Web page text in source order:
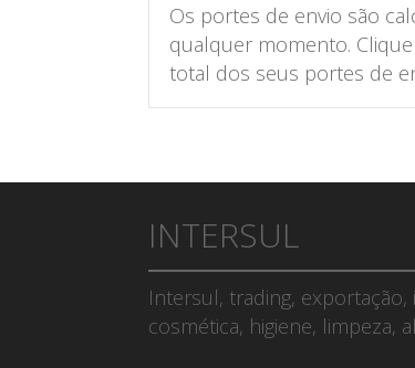
Os portes de envio são
qualquer momento.
total dos seus portes de
INTERSUL
Intersul, trading,
cosmética, higiene, limpeza,